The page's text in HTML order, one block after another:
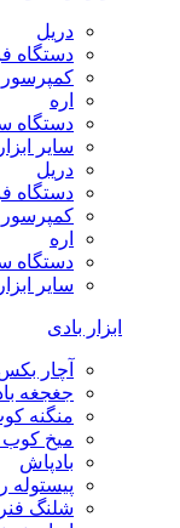
دریل
دستگاه
کمپرسور
اره
دستگاه
سایر
دریل
دستگاه
کمپرسور
اره
دستگاه
سایر
ابزار بادی
آچار
جغجغه
منگنه
میخ کوب
بادپاش
پیستوله
شلنگ